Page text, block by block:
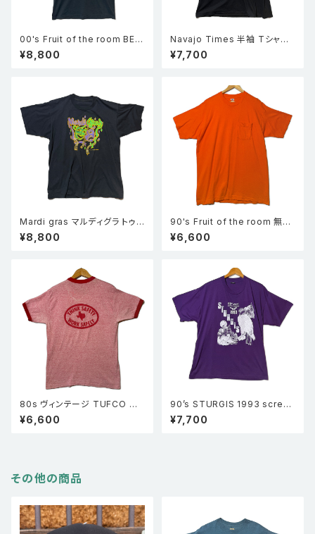
00's Fruit of the room BES
T スカル サンダー サザンクロス
プリント 半袖 Tシャツ 黒 M
¥8,800
Navajo Times 半袖 Tシャツ
黒 XL
¥7,700
Mardi gras マルディグラ トゥ
ーフェイス 仮面 半袖 シングル
ステッチ Tシャツ 黒
¥8,800
90's Fruit of the room 無地
ポケT 半袖ポケットTシャツ オ
レンジ XL
¥6,600
80s ヴィンテージ TUFCO リ
ンガーTシャツ 赤杢 TUFCO
半袖 企業物
¥6,600
90’s STURGIS 1993 screen
stars best 両面プリント シン
グルステッチ Tシャツ 半袖 紫
¥7,700
その他の商品